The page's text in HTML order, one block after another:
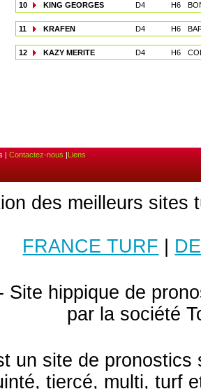
10 KING GEORGES D4 H6
11 KRAFEN D4 H6
12 KAZY MERITE D4 H6
| Contactez-nous |Liens
des meilleurs sites
FRANCE TURF
Site hippique de
par la société
un site de pronostics
tiercé, multi, turf